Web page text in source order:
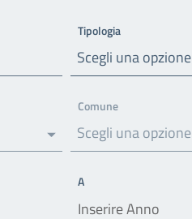
Tipologia
Scegli una opzione
Comune
Scegli una opzione
A